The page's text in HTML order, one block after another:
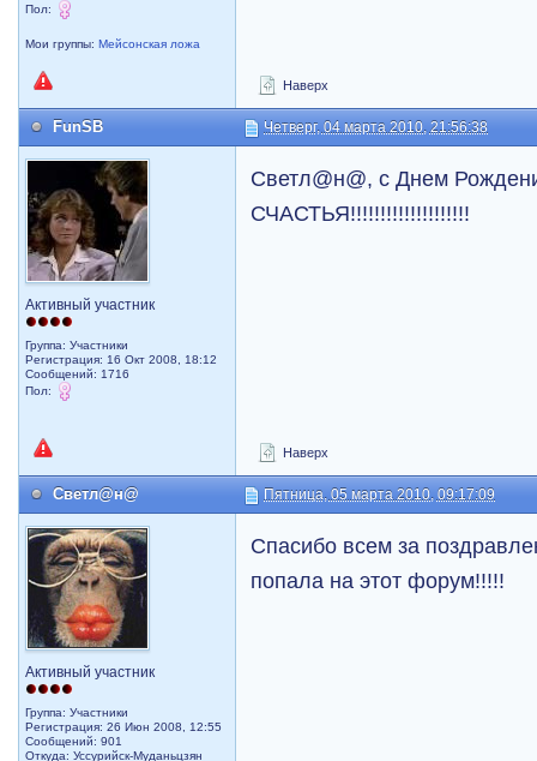
Пол:
Мои группы:Мейсонская ложа
Наверх
FunSB Четверг, 04 марта 2010, 21:56:38
Активный участник
Группа: Участники
Регистрация: 16 Окт 2008, 18:12
Сообщений: 1716
Пол:
Светл@н@, с Днем
СЧАСТЬЯ!!!!!!!!!!!!!!!!!!!!
Наверх
Светл@н@ Пятница, 05 марта 2010, 09:17:09
Активный участник
Группа: Участники
Регистрация: 26 Июн 2008, 12:55
Сообщений: 901
Откуда: Уссурийск-Муданьцзян
Спасибо всем за
попала на этот форум!!!!!